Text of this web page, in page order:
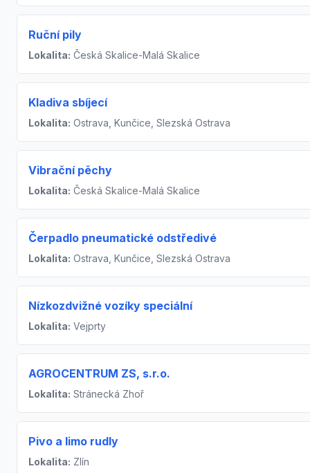
Ruční pily
Lokalita: Česká Skalice-Malá Skalice
Kladiva sbíjecí
Lokalita: Ostrava, Kunčice, Slezská Ostrava
Vibrační pěchy
Lokalita: Česká Skalice-Malá Skalice
Čerpadlo pneumatické odstředivé
Lokalita: Ostrava, Kunčice, Slezská Ostrava
Nízkozdvižné vozíky speciální
Lokalita: Vejprty
AGROCENTRUM ZS, s.r.o.
Lokalita: Stránecká Zhoř
Pivo a limo rudly
Lokalita: Zlín